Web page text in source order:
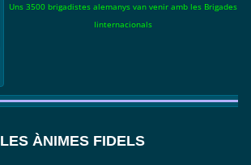
Uns 3500 brigadistes alemanys van venir amb les Brigades
Iinternacionals
LES ÀNIMES FIDELS